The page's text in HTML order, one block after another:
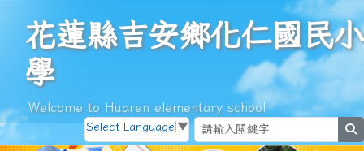
花蓮縣吉安鄉化仁國民小學
花蓮縣吉安鄉化仁國民小
學
Welcome to Huaren elementary school
Select Language ▼